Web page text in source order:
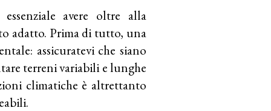
avere oltre alla
adatto. Prima di tutto, una
assicuratevi che siano
terreni variabili e lunghe
climatiche è altrettanto